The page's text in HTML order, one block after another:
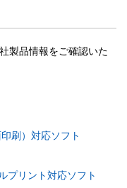
製品情報をご確認いた
刷）対応ソフト
プリント対応ソフト